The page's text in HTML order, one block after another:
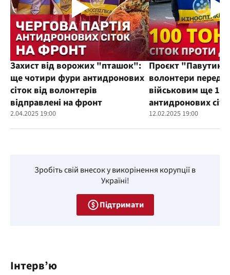
Захист від ворожих "пташок":
ще чотири фури антидронових
сіток від волонтерів
відправлені на фронт
2.04.2025 19:00
Проєкт
волонтери
військовим ще
антидронових
12.02.2025 19:00
Зробіть свій внесок у викорінення корупції в
Україні!
Підтримати
Інтерв’ю